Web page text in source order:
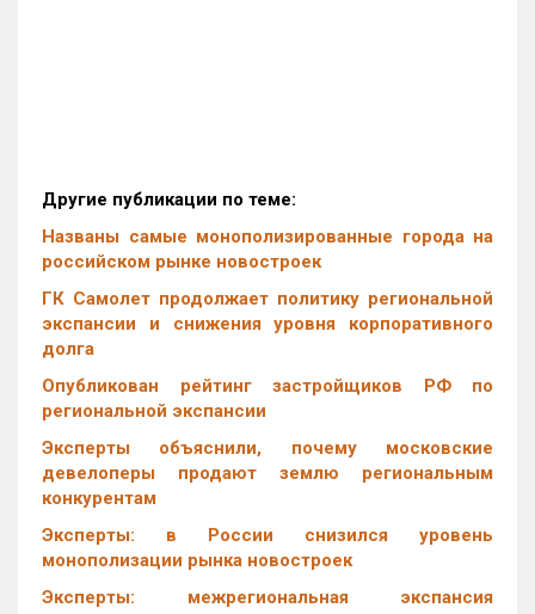
Другие публикации по теме:
Названы самые монополизированные города на
российском рынке новостроек
ГК Самолет продолжает политику региональной
экспансии и снижения уровня корпоративного
долга
Опубликован рейтинг застройщиков РФ по
региональной экспансии
Эксперты объяснили, почему московские
девелоперы продают землю региональным
конкурентам
Эксперты: в России снизился уровень
монополизации рынка новостроек
Эксперты: межрегиональная экспансия